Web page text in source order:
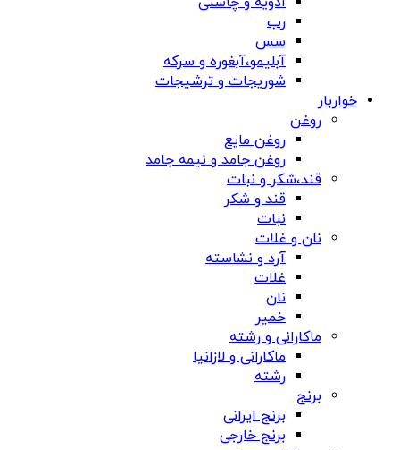
رب
سس
آبلیمو،آبغوره و سرکه
شوریجات و ترشیجات
خواربار
روغن
روغن مایع
روغن جامد و نیمه جامد
قند،شکر و نبات
قند و شکر
نبات
نان و غلات
آرد و نشاسته
غلات
نان
خمیر
ماکارانی و رشته
ماکارانی و لازانیا
رشته
برنج
برنج ایرانی
برنج خارجی